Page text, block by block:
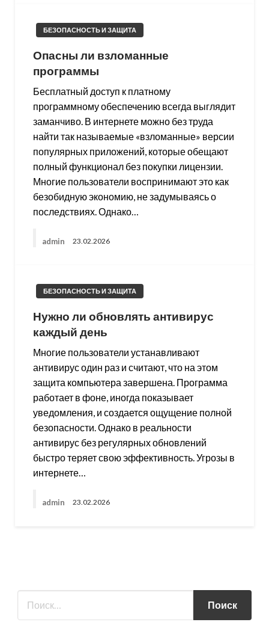
БЕЗОПАСНОСТЬ И ЗАЩИТА
Опасны ли взломанные
программы
Бесплатный доступ к платному
программному обеспечению всегда выглядит
заманчиво. В интернете можно без труда
найти так называемые «взломанные» версии
популярных приложений, которые обещают
полный функционал без покупки лицензии.
Многие пользователи воспринимают это как
безобидную экономию, не задумываясь о
последствиях. Однако…
admin 23.02.2026
БЕЗОПАСНОСТЬ И ЗАЩИТА
Нужно ли обновлять антивирус
каждый день
Многие пользователи устанавливают
антивирус один раз и считают, что на этом
защита компьютера завершена. Программа
работает в фоне, иногда показывает
уведомления, и создается ощущение полной
безопасности. Однако в реальности
антивирус без регулярных обновлений
быстро теряет свою эффективность. Угрозы в
интернете…
admin 23.02.2026